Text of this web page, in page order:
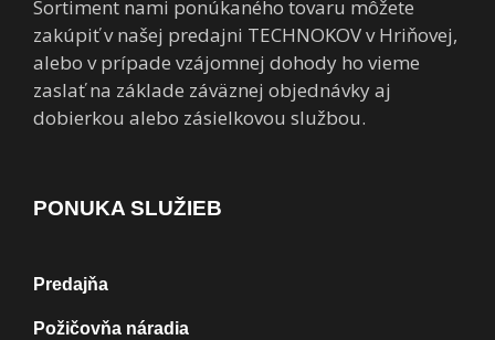
Sortiment nami ponúkaného tovaru môžete
zakúpiť v našej predajni TECHNOKOV v Hriňovej,
alebo v prípade vzájomnej dohody ho vieme
zaslať na základe záväznej objednávky aj
dobierkou alebo zásielkovou službou.
PONUKA SLUŽIEB
Predajňa
Požičovňa náradia